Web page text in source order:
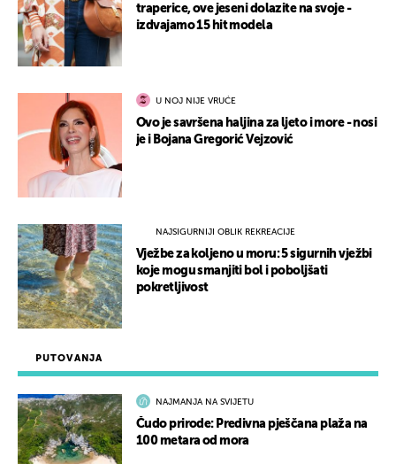
PUTOVANJA
NAJMANJA NA SVIJETU
Čudo prirode: Predivna pješčana plaža na
100 metara od mora
traperice, ove jeseni dolazite na svoje -
izdvajamo 15 hit modela
U NOJ NIJE VRUĆE
Ovo je savršena haljina za ljeto i more - nosi
je i Bojana Gregorić Vejzović
NAJSIGURNIJI OBLIK REKREACIJE
Vježbe za koljeno u moru: 5 sigurnih vježbi
koje mogu smanjiti bol i poboljšati
pokretljivost